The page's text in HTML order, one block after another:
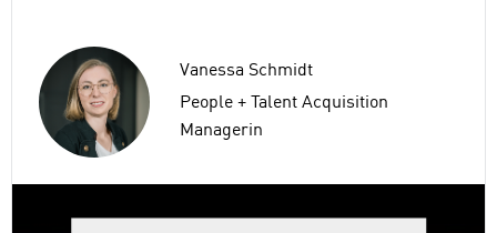
Vanessa Schmidt
People + Talent Acquisition
Managerin